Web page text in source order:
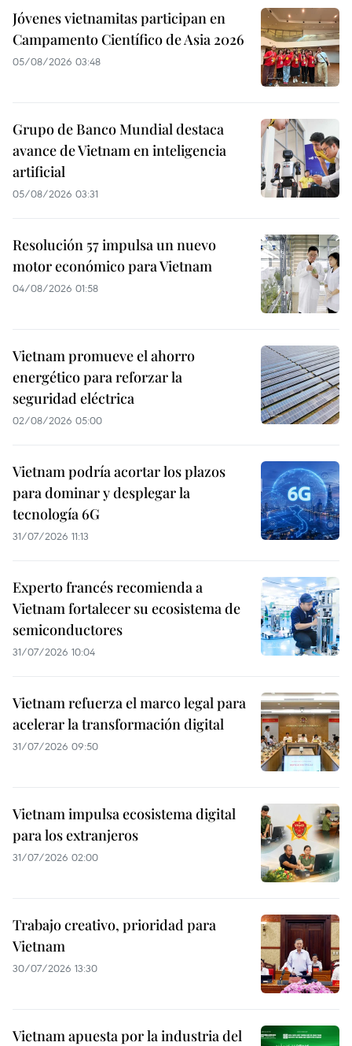
Jóvenes vietnamitas participan en
Campamento Científico de Asia 2026
05/08/2026 03:48
Grupo de Banco Mundial destaca
avance de Vietnam en inteligencia
artificial
05/08/2026 03:31
Resolución 57 impulsa un nuevo
motor económico para Vietnam
04/08/2026 01:58
Vietnam promueve el ahorro
energético para reforzar la
seguridad eléctrica
02/08/2026 05:00
Vietnam podría acortar los plazos
para dominar y desplegar la
tecnología 6G
31/07/2026 11:13
Experto francés recomienda a
Vietnam fortalecer su ecosistema de
semiconductores
31/07/2026 10:04
Vietnam refuerza el marco legal para
acelerar la transformación digital
31/07/2026 09:50
Vietnam impulsa ecosistema digital
para los extranjeros
31/07/2026 02:00
Trabajo creativo, prioridad para
Vietnam
30/07/2026 13:30
Vietnam apuesta por la industria del